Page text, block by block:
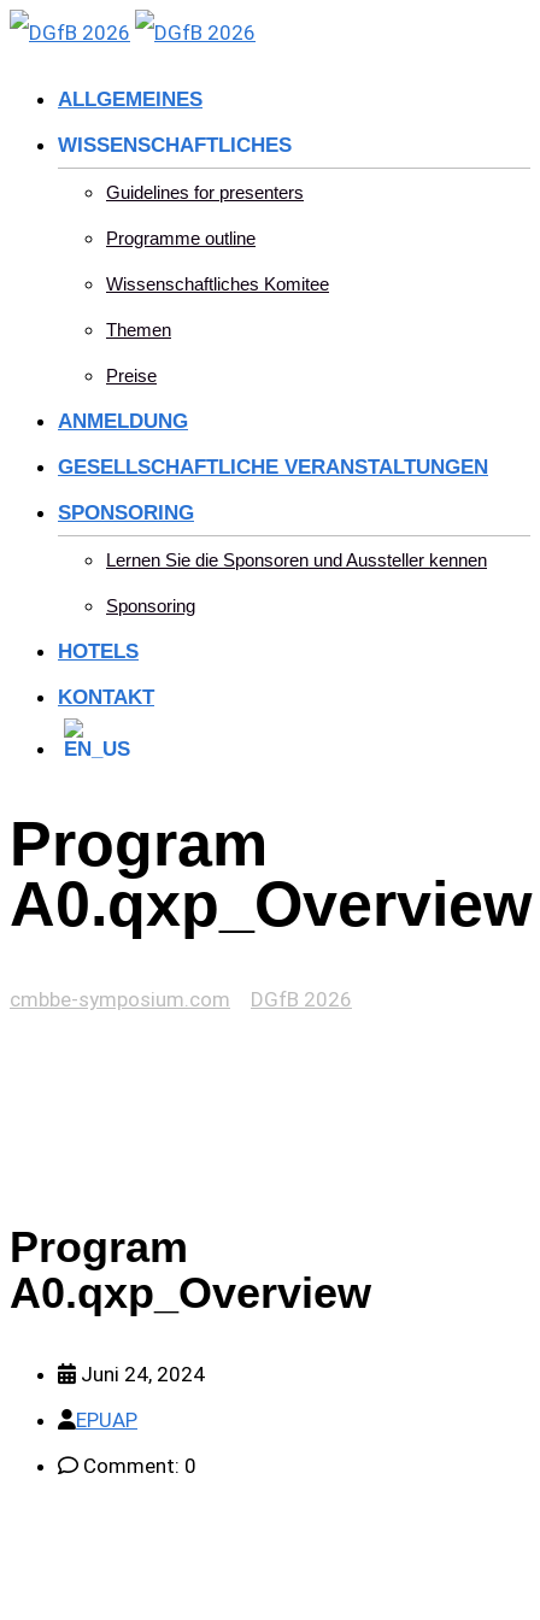
Skip
ALLGEMEINES
WISSENSCHAFTLICHES
Guidelines for presenters
Programme outline
Wissenschaftliches Komitee
Themen
Preise
ANMELDUNG
GESELLSCHAFTLICHE VERANSTALTUNGEN
SPONSORING
Lernen Sie die Sponsoren und Aussteller kennen
Sponsoring
HOTELS
KONTAKT
Program
A0.qxp_Overview
cmbbe-symposium.com DGfB 2026
Program
A0.qxp_Overview
Juni 24, 2024
EPUAP
Comment: 0